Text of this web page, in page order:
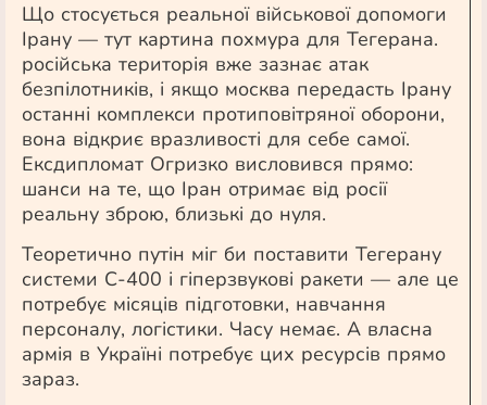
Що стосується реальної військової допомоги
Ірану — тут картина похмура для Тегерана.
російська територія вже зазнає атак
безпілотників, і якщо москва передасть Ірану
останні комплекси протиповітряної оборони,
вона відкриє вразливості для себе самої.
Ексдипломат Огризко висловився прямо:
шанси на те, що Іран отримає від росії
реальну зброю, близькі до нуля.
Теоретично путін міг би поставити Тегерану
системи С-400 і гіперзвукові ракети — але це
потребує місяців підготовки, навчання
персоналу, логістики. Часу немає. А власна
армія в Україні потребує цих ресурсів прямо
зараз.